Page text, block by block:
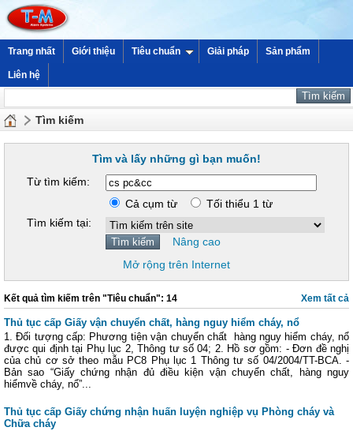
Trang nhất Giới thiệu Tiêu chuẩn Giải pháp Sản phẩm
Liên hệ
Tìm kiếm
Tìm và lấy những gì bạn muốn!
Từ tìm kiếm:
Cả cụm từ
Tối thiểu 1 từ
Tìm kiếm tại:
Nâng cao
Mở rộng trên Internet
Xem tất cả
Kết quả tìm kiếm trên "Tiêu chuẩn": 14
Thủ tục cấp Giấy vận chuyển chất, hàng nguy hiểm cháy, nổ
1. Đối tượng cấp: Phương tiện vận chuyển chất hàng nguy hiểm cháy, nổ
được qui định tại Phụ lục 2, Thông tư số 04; 2. Hồ sơ gồm: - Đơn đề nghị
của chủ cơ sở theo mẫu PC8 Phụ lục 1 Thông tư số 04/2004/TT-BCA. -
Bản sao “Giấy chứng nhận đủ điều kiện vận chuyển chất, hàng nguy
hiểmvề cháy, nổ”...
Thủ tục cấp Giấy chứng nhận huấn luyện nghiệp vụ Phòng cháy và
Chữa cháy